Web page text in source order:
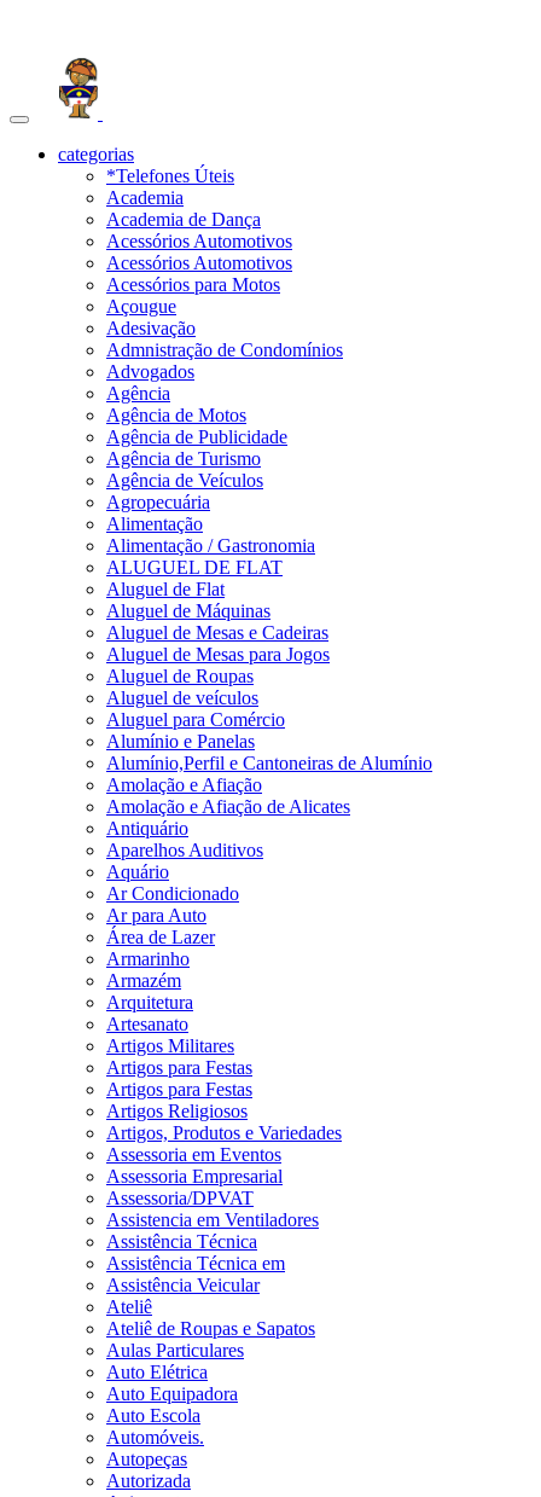
Toggle
navigationcategorias
*Telefones Úteis
Academia
Academia de Dança
Acessórios Automotivos
Acessórios Automotivos
Acessórios para Motos
Açougue
Adesivação
Admnistração de Condomínios
Advogados
Agência
Agência de Motos
Agência de Publicidade
Agência de Turismo
Agência de Veículos
Agropecuária
Alimentação
Alimentação / Gastronomia
ALUGUEL DE FLAT
Aluguel de Flat
Aluguel de Máquinas
Aluguel de Mesas e Cadeiras
Aluguel de Mesas para Jogos
Aluguel de Roupas
Aluguel de veículos
Aluguel para Comércio
Alumínio e Panelas
Alumínio,Perfil e Cantoneiras de Alumínio
Amolação e Afiação
Amolação e Afiação de Alicates
Antiquário
Aparelhos Auditivos
Aquário
Ar Condicionado
Ar para Auto
Área de Lazer
Armarinho
Armazém
Arquitetura
Artesanato
Artigos Militares
Artigos para Festas
Artigos para Festas
Artigos Religiosos
Artigos, Produtos e Variedades
Assessoria em Eventos
Assessoria Empresarial
Assessoria/DPVAT
Assistencia em Ventiladores
Assistência Técnica
Assistência Técnica em
Assistência Veicular
Ateliê
Ateliê de Roupas e Sapatos
Aulas Particulares
Auto Elétrica
Auto Equipadora
Auto Escola
Automóveis.
Autopeças
Autorizada